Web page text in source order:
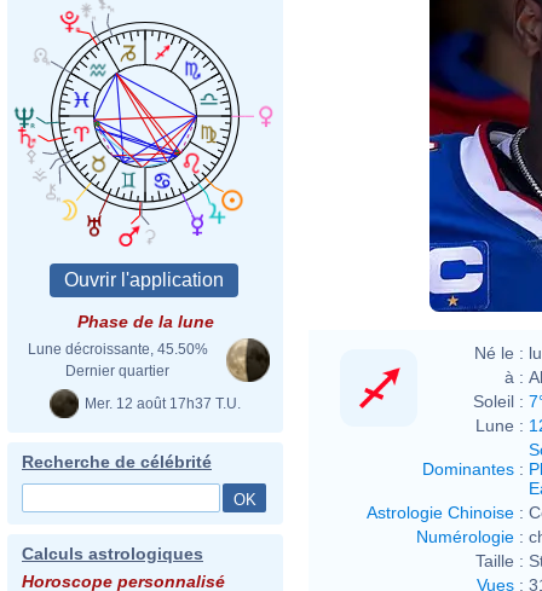
Phase de la lune
Lune décroissante, 45.50%
Dernier quartier
Mer. 12 août 17h37 T.U.
Recherche de célébrité
Calculs astrologiques
Horoscope personnalisé
Né le :
à :
Soleil :
Lune :
Dominantes :
Astrologie Chinoise :
Numérologie :
Taille :
Vues :